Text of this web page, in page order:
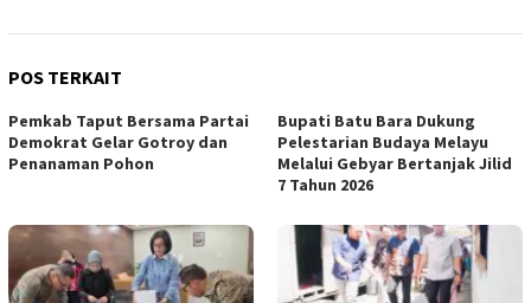
POS TERKAIT
Pemkab Taput Bersama Partai
Demokrat Gelar Gotroy dan
Penanaman Pohon
Bupati Batu Bara Dukung
Pelestarian Budaya Melayu
Melalui Gebyar Bertanjak Jilid
7 Tahun 2026